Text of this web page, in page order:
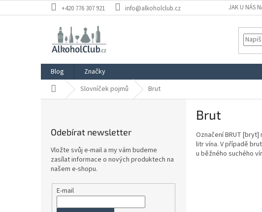
na
+420 776 307 921 info@alkoholclub.cz JAK U NÁS
Blog
Značky
Domů Slovníček pojmů Brut
Odebírat newsletter
Vložte svůj e-mail a my vám budeme
zasílat informace o nových produktech na
našem e-shopu.
E-mail
Brut
Označení BRUT [bryt]
litr vína. V případě
u běžného suchého